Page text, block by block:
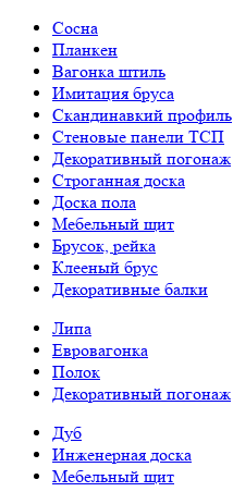
Сосна
Планкен
Вагонка штиль
Имитация бруса
Скандинавкий профиль
Стеновые панели ТСП
Декоративный погонаж
Строганная доска
Доска пола
Мебельный щит
Брусок, рейка
Клееный брус
Декоративные балки
Липа
Евровагонка
Полок
Декоративный погонаж
Дуб
Инженерная доска
Мебельный щит